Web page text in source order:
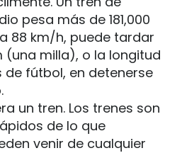
pesa más de 181,000
88 km/h, puede tardar
(una milla), o la longitud
de fútbol, en detenerse
un tren. Los trenes son
de lo que
venir de cualquier